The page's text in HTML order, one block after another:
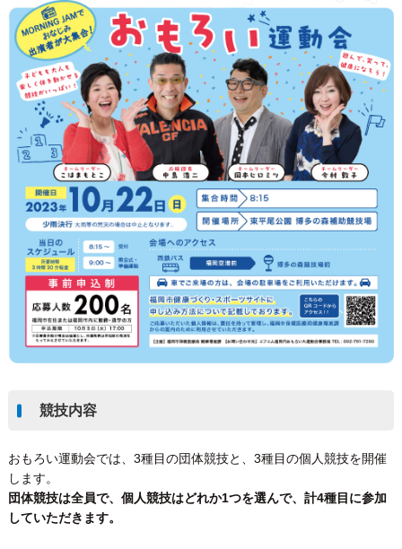
競技内容
おもろい運動会では、3種目の団体競技と、3種目の個人競技を開催
します。
団体競技は全員で、個人競技はどれか1つを選んで、計4種目に参加
していただきます。